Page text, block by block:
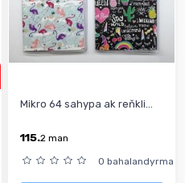
Mikro 64 sahypa ak reňkli...
115.2 man
0 bahalandyrma